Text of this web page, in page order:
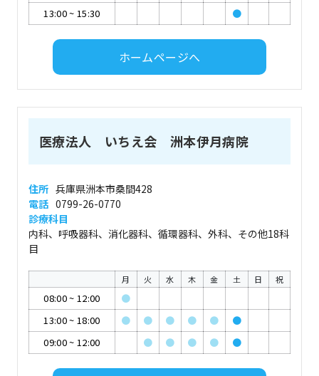
13:00~ 15:30 ●
ホームページへ
医療法人 いちえ会 洲本伊月病院
住所 兵庫県洲本市桑間428
電話 0799-26-0770
診療科目
内科、呼吸器科、消化器科、循環器科、外科、その他18科
目
月 火 水 木 金 土 日 祝
08:00~ 12:00
●
13:00~ 18:00 ● ● ● ● ●
●
09:00~ 12:00 ● ● ● ● ●